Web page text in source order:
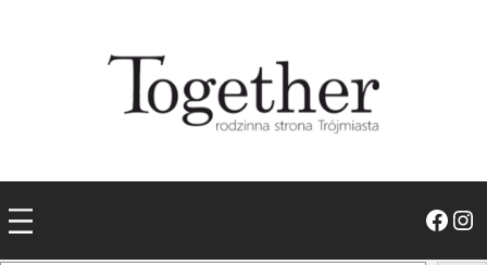
Facebook Instagram